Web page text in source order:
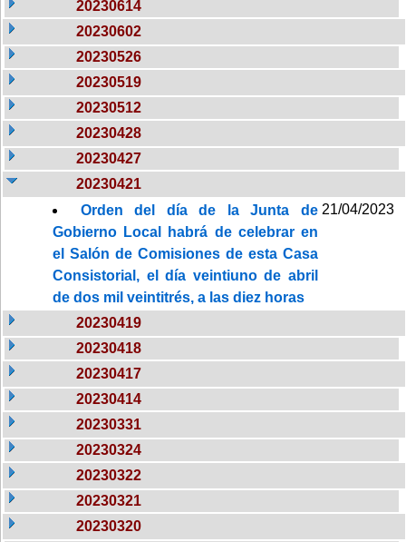
20230614
20230602
20230526
20230519
20230512
20230428
20230427
20230421
Orden del día de la Junta de
Gobierno Local habrá de celebrar en
el Salón de Comisiones de esta Casa
Consistorial, el día veintiuno de abril
de dos mil veintitrés, a las diez horas
21/04/2023
20230419
20230418
20230417
20230414
20230331
20230324
20230322
20230321
20230320